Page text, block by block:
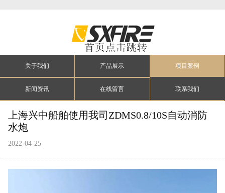
关于我们 产品展示 项目案例
新闻资讯 在线留言 联系我们
上海兴中船舶使用我司ZDMS0.8/10S自动消防
水炮
2022-04-25